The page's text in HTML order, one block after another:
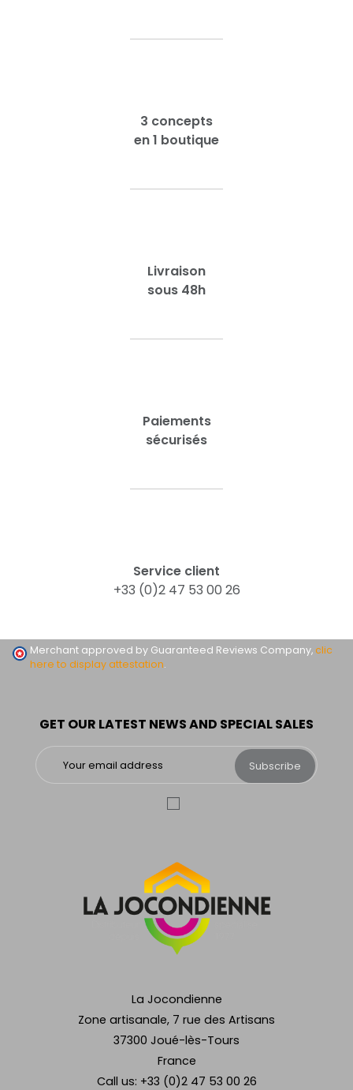
3 concepts
en 1 boutique
Livraison
sous 48h
Paiements
sécurisés
Service client
+33 (0)2 47 53 00 26
La Jocondienne
Zone artisanale, 7 rue des Artisans
37300 Joué-lès-Tours
France
Call us: +33 (0)2 47 53 00 26
GET OUR LATEST NEWS AND SPECIAL SALES
Subscribe
Merchant approved by Guaranteed Reviews Company,clic
here to display attestation.